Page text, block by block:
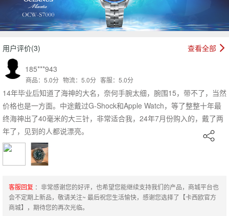
用户评价(3) 查看全部
185***943
商品：5.0分 物流：5.0分 客服：5.0分
14年毕业后知道了海神的大名，奈何手腕太细，腕围15，带不了，当然
价格也是一方面。中途戴过G-Shock和Apple Watch，等了整整十年最
终海神出了40毫米的大三针，非常适合我，24年7月份购入的，戴了两
年了，见到的人都说漂亮。
客服回复 ：非常感谢您的好评，也希望您能继续支持我们的产品，商城平台也
会不定期上新品，敬请关注~ 最后祝您生活愉快，感谢您选择了【卡西欧官方
商城】，期待您的再次光临。